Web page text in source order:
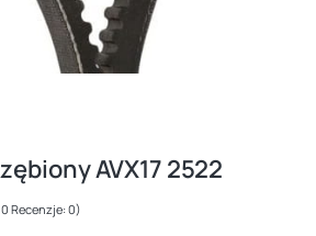
AVX17 2522
Recenzje: 0)